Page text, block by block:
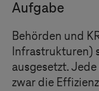
Aufgabe
Behörden und
Infrastrukturen)
ausgesetzt.
zwar die